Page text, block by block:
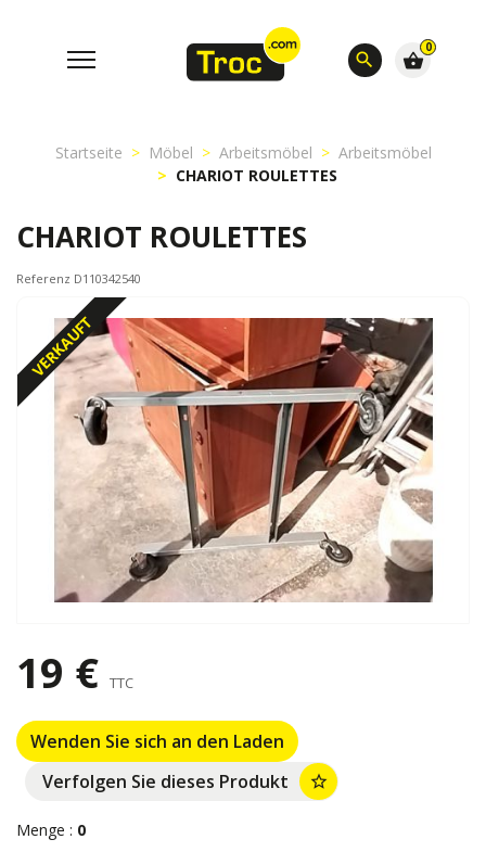
search
0
shopping_basket
Startseite Möbel Arbeitsmöbel
Arbeitsmöbel
CHARIOT ROULETTES
CHARIOT ROULETTES
Referenz D110342540
VERKAUFT
19 € TTC
Wenden Sie sich an den Laden
Verfolgen Sie dieses Produkt
star_border
Menge : 0